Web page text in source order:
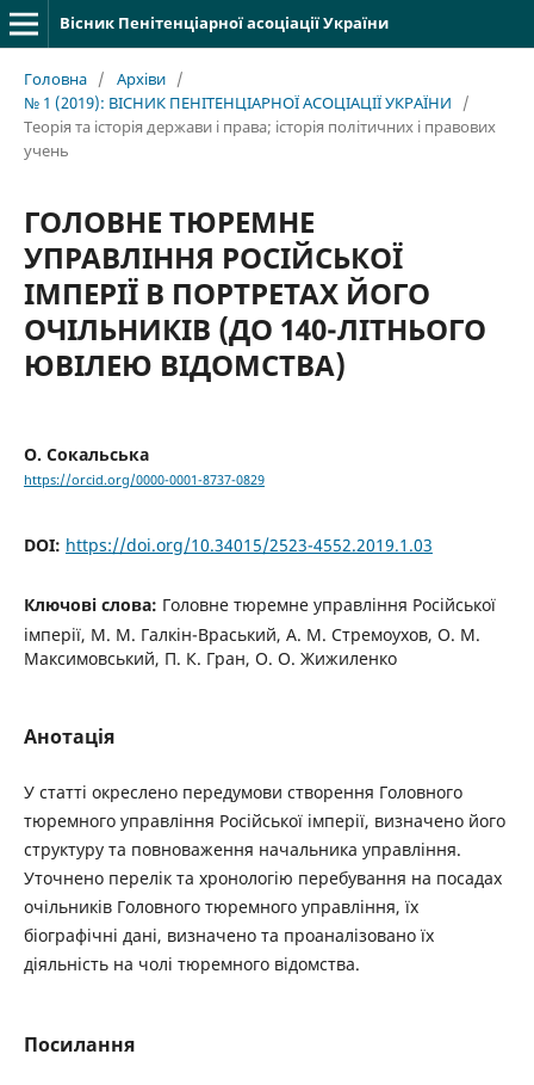
Вісник Пенітенціарної асоціації України
Головна / Архіви /
№ 1 (2019): ВІСНИК ПЕНІТЕНЦІАРНОЇ АСОЦІАЦІЇ УКРАЇНИ
/
Теорія та історія держави і права; історія політичних і правових
учень
ГОЛОВНЕ ТЮРЕМНЕ
УПРАВЛІННЯ РОСІЙСЬКОЇ
ІМПЕРІЇ В ПОРТРЕТАХ ЙОГО
ОЧІЛЬНИКІВ (ДО 140-ЛІТНЬОГО
ЮВІЛЕЮ ВІДОМСТВА)
О. Сокальська
https://orcid.org/0000-0001-8737-0829
DOI: https://doi.org/10.34015/2523-4552.2019.1.03
Ключові слова: Головне тюремне управління Російської
імперії, М. М. Галкін-Враський, А. М. Стремоухов, О. М.
Максимовський, П. К. Гран, О. О. Жижиленко
Анотація
У статті окреслено передумови створення Головного
тюремного управління Російської імперії, визначено його
структуру та повноваження начальника управління.
Уточнено перелік та хронологію перебування на посадах
очільників Головного тюремного управління, їх
біографічні дані, визначено та проаналізовано їх
діяльність на чолі тюремного відомства.
Посилання